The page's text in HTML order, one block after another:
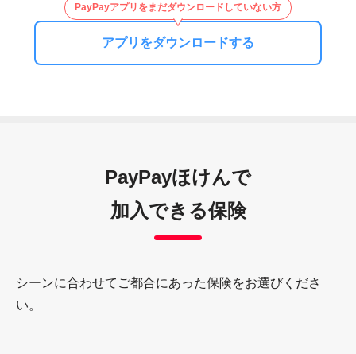
PayPayアプリをまだダウンロードしていない方
アプリをダウンロードする
PayPayほけんで
加入できる保険
シーンに合わせてご都合にあった保険をお選びくださ
い。